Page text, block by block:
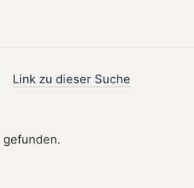
Link zu dieser Suche